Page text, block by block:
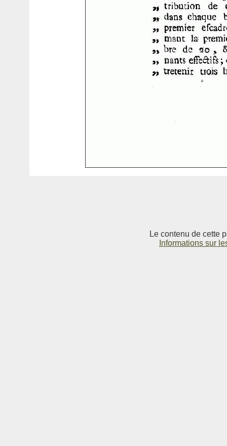
Le contenu de cette
Informations sur